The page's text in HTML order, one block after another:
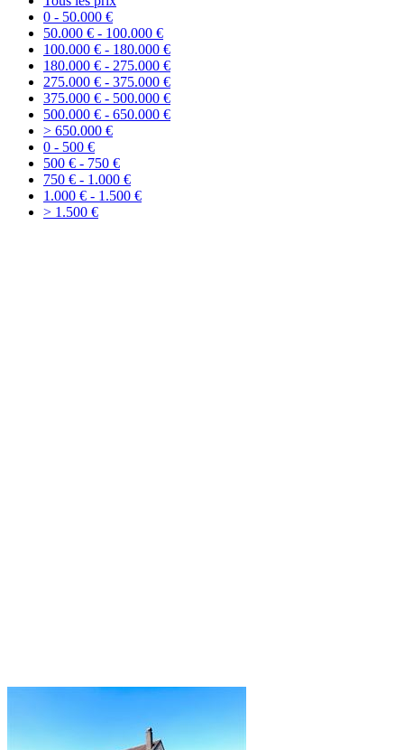
0 - 50.000 €
50.000 € - 100.000 €
100.000 € - 180.000 €
180.000 € - 275.000 €
275.000 € - 375.000 €
375.000 € - 500.000 €
500.000 € - 650.000 €
> 650.000 €
0 - 500 €
500 € - 750 €
750 € - 1.000 €
1.000 € - 1.500 €
> 1.500 €